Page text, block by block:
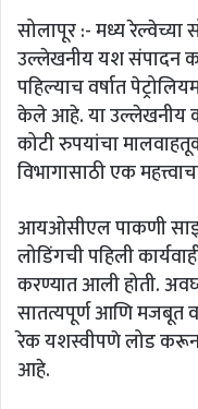
सोलापूर :- मध्य रेल्वेच्या
उल्लेखनीय यश संपादन
पहिल्याच वर्षात
केले आहे. या उल्लेखनीय
कोटी रुपयांचा
विभागासाठी एक
आयओसीएल पाकणी
लोडिंगची पहिली
करण्यात आली होती.
सातत्यपूर्ण आणि मजबूत
रेक यशस्वीपणे लोड
आहे.